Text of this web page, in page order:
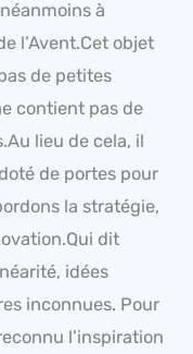
à
l’Avent.Cet objet
de petites
contient pas de
lieu de cela, il
de portes pour
la stratégie,
dit
idées
inconnues. Pour
l’inspiration